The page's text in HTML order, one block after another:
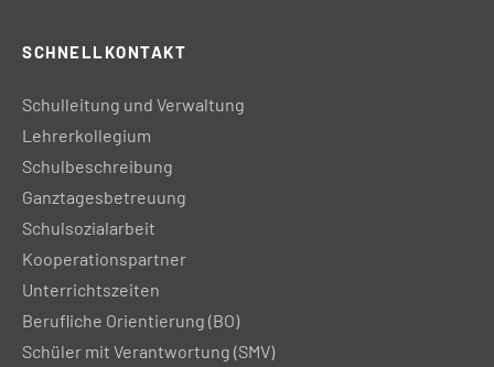
SCHNELLKONTAKT
Schulleitung und Verwaltung
Lehrerkollegium
Schulbeschreibung
Ganztagesbetreuung
Schulsozialarbeit
Kooperationspartner
Unterrichtszeiten
Berufliche Orientierung (BO)
Schüler mit Verantwortung (SMV)